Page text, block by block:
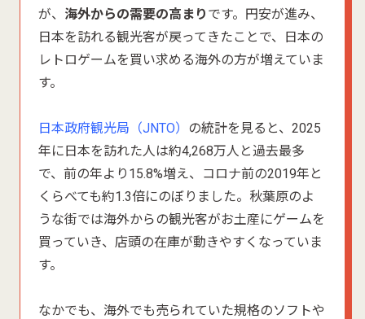
が、 海外からの需要の高まり です。円安が進み、
日本を訪れる観光客が戻ってきたことで、日本の
レトロゲームを買い求める海外の方が増えていま
す。
日本政府観光局（JNTO）
の統計を見ると、2025
年に日本を訪れた人は約4,268万人と過去最多
で、前の年より15.8%増え、コロナ前の2019年と
くらべても約1.3倍にのぼりました。秋葉原のよ
うな街では海外からの観光客がお土産にゲームを
買っていき、店頭の在庫が動きやすくなっていま
す。
なかでも、海外でも売られていた規格のソフトや